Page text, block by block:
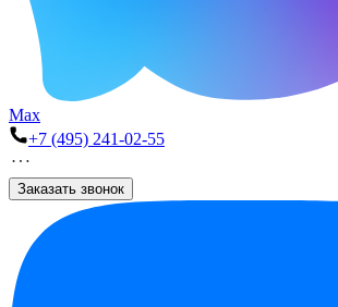
Max
+7 (495) 241-02-55
Заказать звонок